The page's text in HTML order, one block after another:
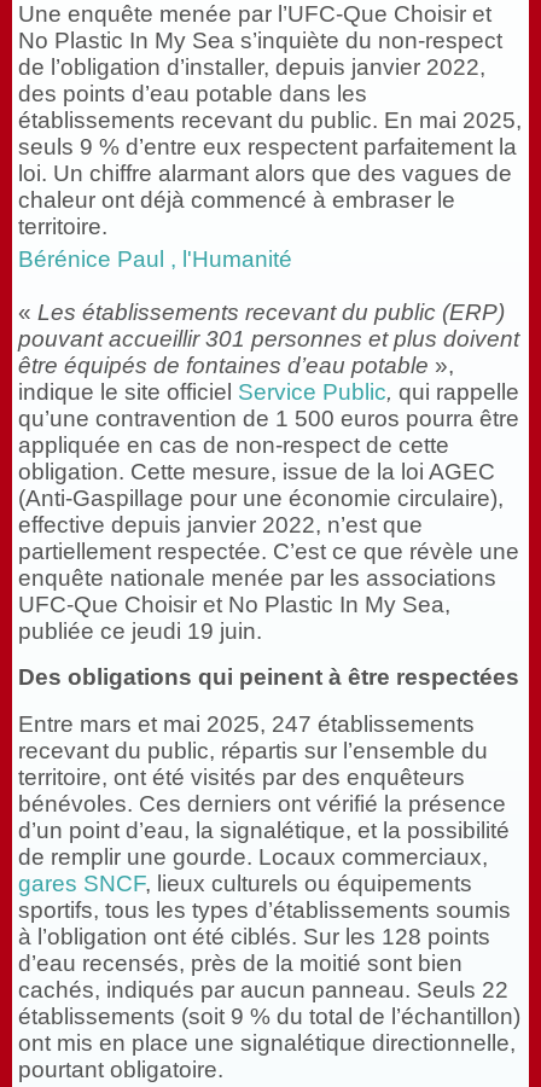
Une enquête menée par l’UFC-Que Choisir et
No Plastic In My Sea s’inquiète du non-respect
de l’obligation d’installer, depuis janvier 2022,
des points d’eau potable dans les
établissements recevant du public. En mai 2025,
seuls 9 % d’entre eux respectent parfaitement la
loi. Un chiffre alarmant alors que des vagues de
chaleur ont déjà commencé à embraser le
territoire.
Bérénice Paul , l'Humanité
« Les établissements recevant du public (ERP)
pouvant accueillir 301 personnes et plus doivent
être équipés de fontaines d’eau potable »,
indique le site officiel Service Public, qui rappelle
qu’une contravention de 1 500 euros pourra être
appliquée en cas de non-respect de cette
obligation. Cette mesure, issue de la loi AGEC
(Anti-Gaspillage pour une économie circulaire),
effective depuis janvier 2022, n’est que
partiellement respectée. C’est ce que révèle une
enquête nationale menée par les associations
UFC-Que Choisir et No Plastic In My Sea,
publiée ce jeudi 19 juin.
Des obligations qui peinent à être respectées
Entre mars et mai 2025, 247 établissements
recevant du public, répartis sur l’ensemble du
territoire, ont été visités par des enquêteurs
bénévoles. Ces derniers ont vérifié la présence
d’un point d’eau, la signalétique, et la possibilité
de remplir une gourde. Locaux commerciaux,
gares SNCF, lieux culturels ou équipements
sportifs, tous les types d’établissements soumis
à l’obligation ont été ciblés. Sur les 128 points
d’eau recensés, près de la moitié sont bien
cachés, indiqués par aucun panneau. Seuls 22
établissements (soit 9 % du total de l’échantillon)
ont mis en place une signalétique directionnelle,
pourtant obligatoire.